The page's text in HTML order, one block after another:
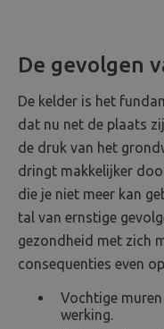
De gevolgen
De kelder is het
dat nu net de plaats
de druk van het
dringt makkelijker
die je niet meer kan
tal van ernstige
gezondheid met zich
consequenties even
Vochtige
werking.